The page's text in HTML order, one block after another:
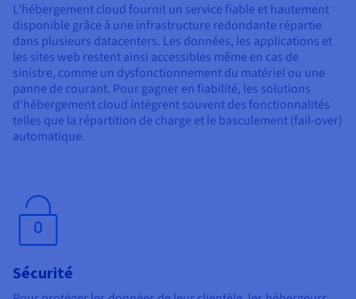
L’hébergement cloud fournit un service fiable et hautement
disponible grâce à une infrastructure redondante répartie
dans plusieurs datacenters. Les données, les applications et
les sites web restent ainsi accessibles même en cas de
sinistre, comme un dysfonctionnement du matériel ou une
panne de courant. Pour gagner en fiabilité, les solutions
d’hébergement cloud intègrent souvent des fonctionnalités
telles que la répartition de charge et le basculement (fail-over)
automatique.
Sécurité